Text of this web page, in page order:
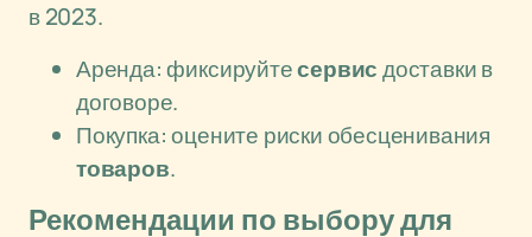
в 2023.
Аренда: фиксируйтесервисдоставки в
договоре.
Покупка: оцените риски обесценивания
товаров.
Рекомендации по выбору для